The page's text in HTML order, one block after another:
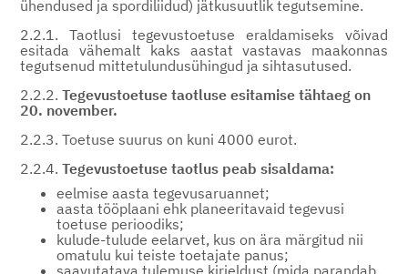
ühendused ja spordiliidud) jätkusuutlik tegutsemine.
2.2.1. Taotlusi tegevustoetuse eraldamiseks võivad
esitada vähemalt kaks aastat vastavas maakonnas
tegutsenud mittetulundusühingud ja sihtasutused.
2.2.2. Tegevustoetuse taotluse esitamise tähtaeg on
20. november.
2.2.3. Toetuse suurus on kuni 4000 eurot.
2.2.4. Tegevustoetuse taotlus peab sisaldama:
eelmise aasta tegevusaruannet;
aasta tööplaani ehk planeeritavaid tegevusi
toetuse perioodiks;
kulude-tulude eelarvet, kus on ära märgitud nii
omatulu kui teiste toetajate panus;
saavutatava tulemuse kirjeldust (mida parandab,